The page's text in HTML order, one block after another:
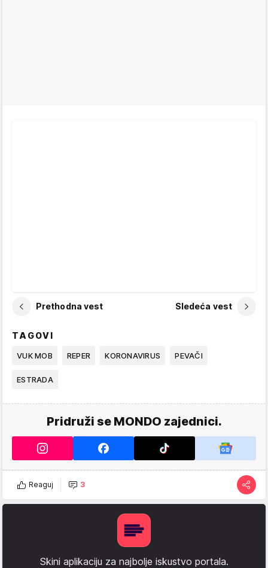
Prethodna vest Sledeća vest
TAGOVI
VUK MOB REPER KORONAVIRUS PEVAČI
ESTRADA
Pridruži se MONDO zajednici.
Reaguj 3
Skini aplikaciju za najbolje iskustvo portala.